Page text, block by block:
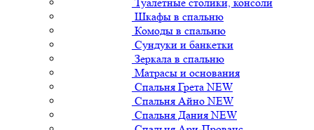
Шкафы в спальню
Комоды в спальню
Сундуки и банкетки
Зеркала в спальню
Матрасы и основания
Спальня Грета NEW
Спальня Айно NEW
Спальня Дания NEW